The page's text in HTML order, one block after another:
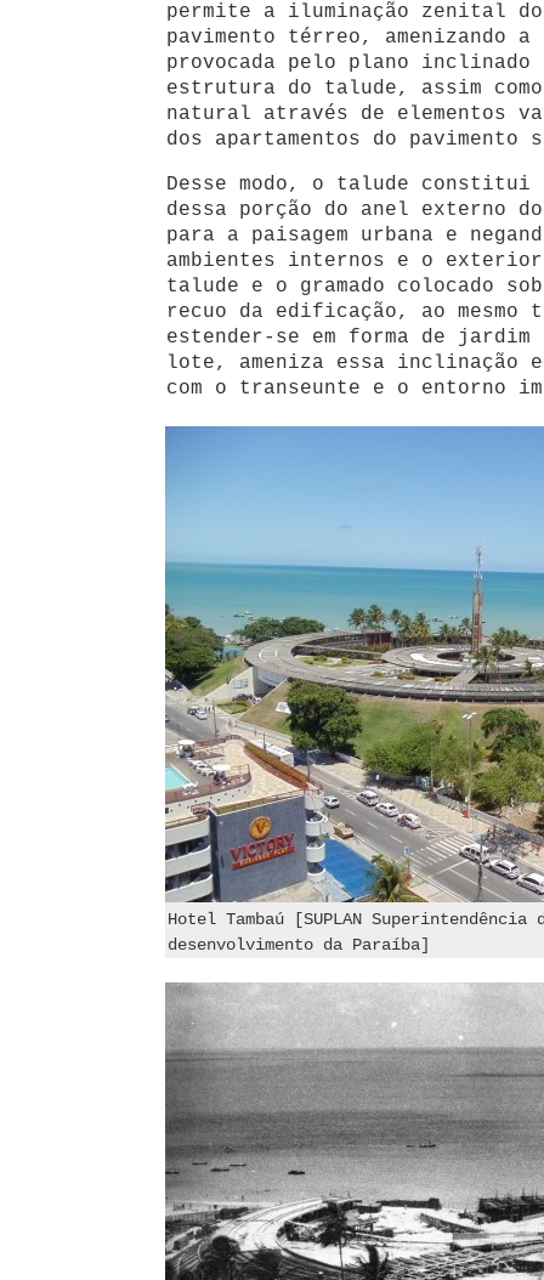
permite a iluminação zenital
pavimento térreo, amenizando a
provocada pelo plano inclinado
estrutura do talude, assim
natural através de elementos
dos apartamentos do pavimento
Desse modo, o talude constitui
dessa porção do anel externo
para a paisagem urbana e
ambientes internos e o
talude e o gramado colocado
recuo da edificação, ao mesmo
estender-se em forma de
lote, ameniza essa inclinação
com o transeunte e o entorno
Hotel Tambaú [SUPLAN
desenvolvimento da Paraíba]